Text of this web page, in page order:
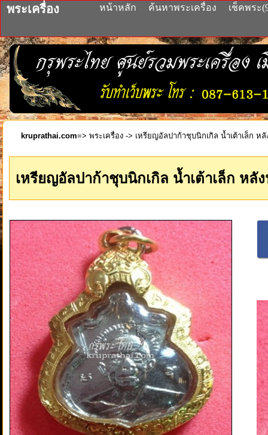
พระเครื่อง หน้าหลัก ค้นหาพระเครื่อง เช็คพระ
kruprathai.com=> พระเครื่อง -> เหรียญอัลปาก้าชุบนิกเกิล น้ำเต้าเล็ก ห
เหรียญอัลปาก้าชุบนิกเกิล น้ำเต้าเล็ก หลั